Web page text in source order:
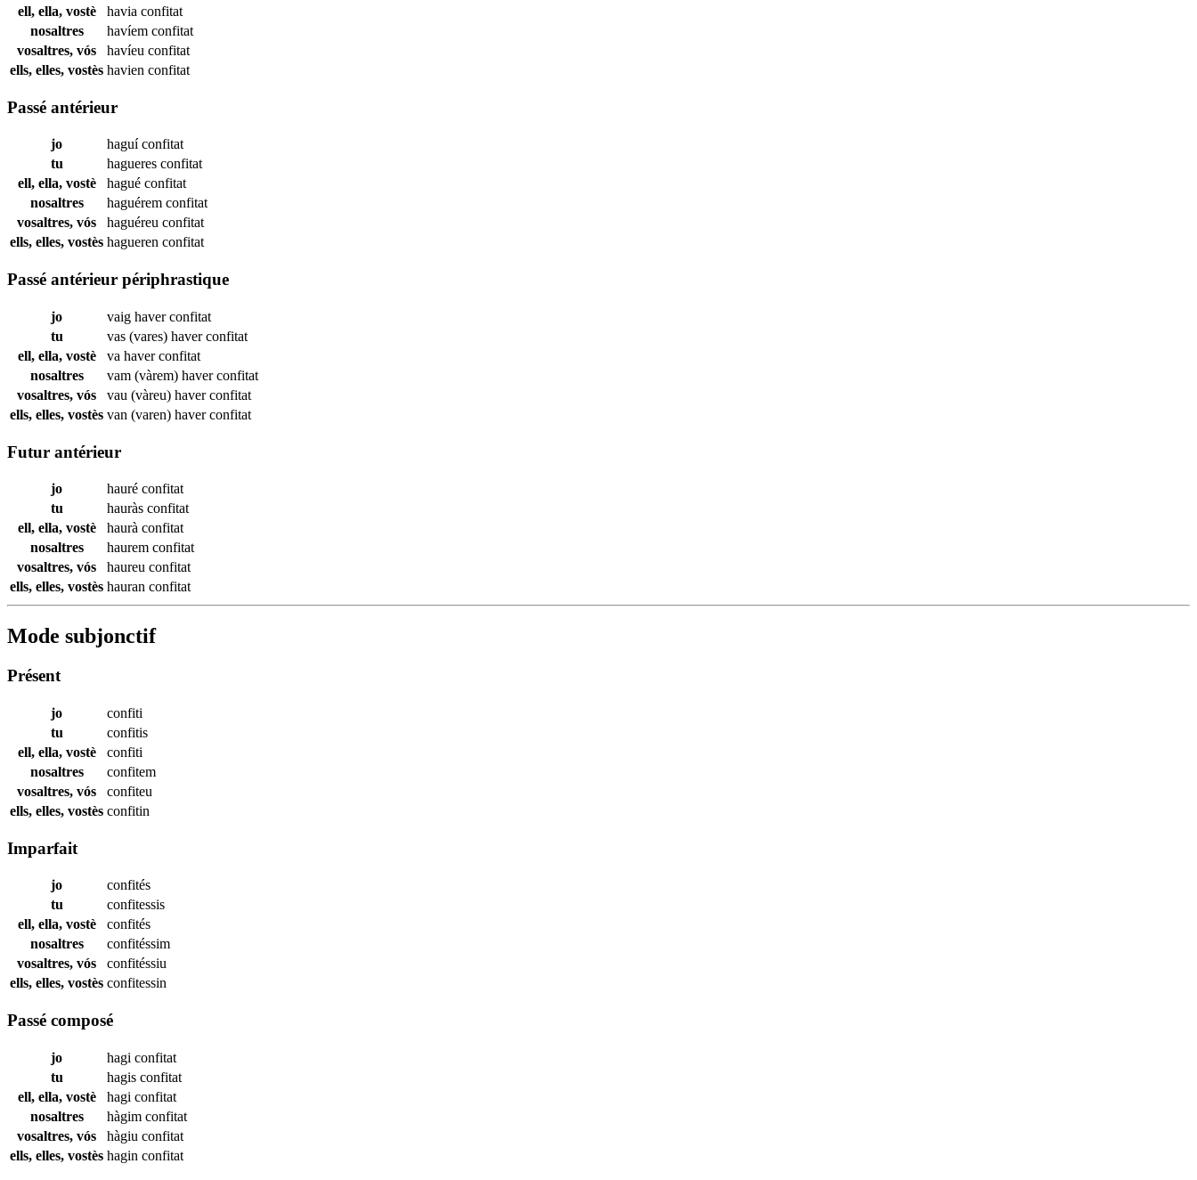
ell, ella, vostè
havia confitat
nosaltres
havíem confitat
vosaltres, vós
havíeu confitat
ells, elles, vostès havien confitat
Passé antérieur
jo haguíconfitat
tu
hagueres confitat
ell, ella, vostè
hagué confitat
nosaltres
haguérem confitat
vosaltres, vós
haguéreu confitat
ells, elles, vostès hagueren confitat
Passé antérieur périphrastique
jo vaig haverconfitat
tu
vas (vares) haverconfitat
ell, ella, vostè
va haverconfitat
nosaltres
vam (vàrem) haverconfitat
vosaltres, vós
vau (vàreu) haverconfitat
ells, elles, vostès van (varen) haverconfitat
Futur antérieur
jo hauré confitat
tu
hauràs confitat
ell, ella, vostè
haurà confitat
nosaltres
haurem confitat
vosaltres, vós
haureu confitat
ells, elles, vostès hauran confitat
Mode subjonctif
Présent
jo
confiti
tu
confitis
ell, ella, vostè
confiti
nosaltres
confitem
vosaltres, vós
confiteu
ells, elles, vostès confitin
Imparfait
jo
confités
tu
confitessis
ell, ella, vostè
confités
nosaltres
confitéssim
vosaltres, vós
confitéssiu
ells, elles, vostès confitessin
Passé composé
jo hagi confitat
tu
hagis confitat
ell, ella, vostè
hagi confitat
nosaltres
hàgim confitat
vosaltres, vós
hàgiu confitat
ells, elles, vostès hagin confitat